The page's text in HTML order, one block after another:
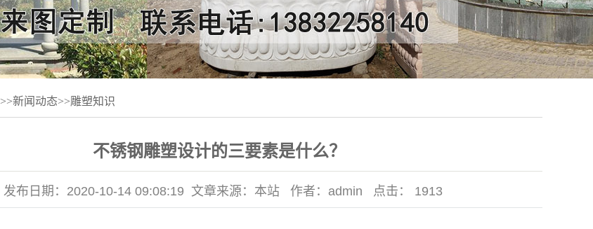
>>新闻动态>>雕塑知识
不锈钢雕塑设计的三要素是什么？
发布日期： 2020-10-14 09:08:19 文章来源： 本站 作者： admin 点击： 1913